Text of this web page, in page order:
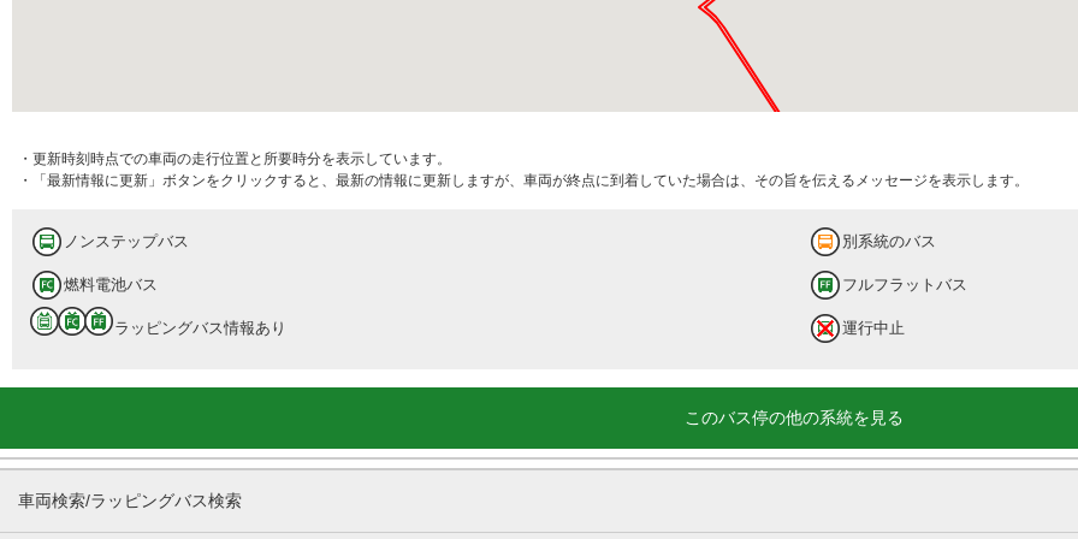
・更新時刻時点での車両の走行位置と所要時分を表示しています。
・「最新情報に更新」ボタンをクリックすると、最新の情報に更新しますが、車両が終点に到着していた場合は、その旨を伝えるメッセージを表示します。
ノンステップバス 別系統のバス
燃料電池バス フルフラットバス
ラッピングバス情報あり 運行中止
このバス停の他の系統を見る
車両検索/ラッピングバス検索